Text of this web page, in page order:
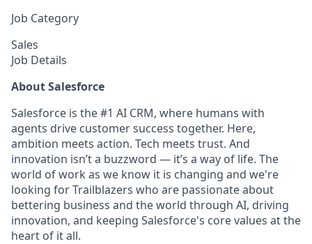
Job Category
Sales
Job Details
About Salesforce
Salesforce is the #1 AI CRM, where humans with
agents drive customer success together. Here,
ambition meets action. Tech meets trust. And
innovation isn’t a buzzword — it’s a way of life. The
world of work as we know it is changing and we're
looking for Trailblazers who are passionate about
bettering business and the world through AI, driving
innovation, and keeping Salesforce's core values at the
heart of it all.